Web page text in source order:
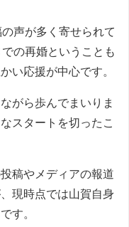
声が多く寄せられて
の再婚ということも
い応援が中心です。
がら歩んでまいりま
スタートを切ったこ
稿やメディアの報道
現時点では山賀自身
す。